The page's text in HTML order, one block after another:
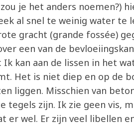
je het anders noemen?)
al snel te weinig water te
gracht (grande fossée)
een van de
Ik kan aan de lissen in het
Het is niet diep en op de
liggen. Misschien van
tegels zijn. Ik zie geen vis,
er wel. Er zijn veel libellen